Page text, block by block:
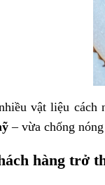
vật liệu cách
– vừa chống
hàng trở